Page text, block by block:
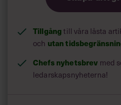
Tillgång till våra låsta
och utan
Chefs nyhetsbrev med
ledarskapsnyheterna!